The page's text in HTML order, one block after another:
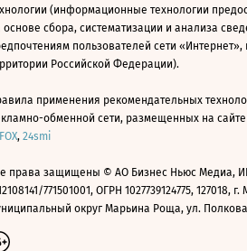
(информационные технологии
основе сбора, систематизации и анализа
пользователей сети
Российской Федерации).
применения рекомендательных
обменной сети, размещенных на
, 24smi
права защищены © АО Бизнес Ньюс Медиа,
771501001, ОГРН 1027739124775, 127018,
округ Марьина Роща, ул.